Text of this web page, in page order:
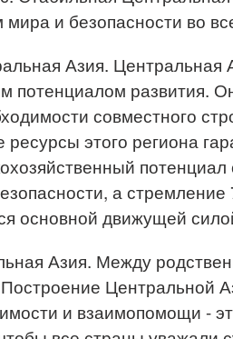
и безопасности во
Азия. Центральная
потенциалом развития.
совместного
ресурсы этого региона
потенциал
а
основной движущей
Азия. Между
Центральной
и взаимопомощи -